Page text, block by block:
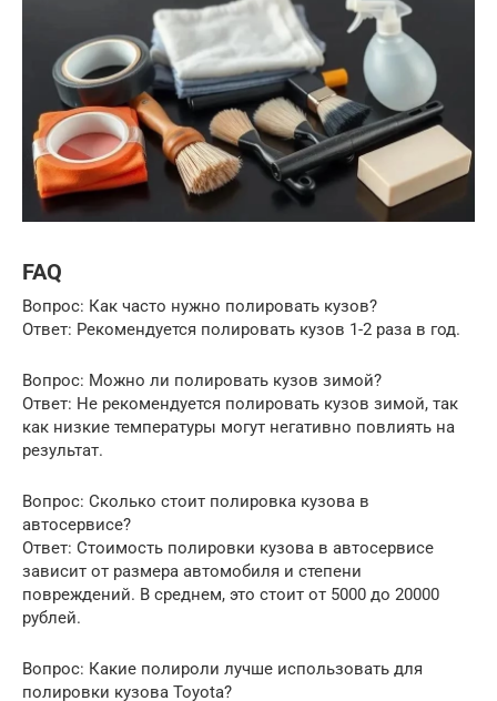
FAQ
Вопрос: Как часто нужно полировать кузов?
Ответ: Рекомендуется полировать кузов 1-2 раза в год.
Вопрос: Можно ли полировать кузов зимой?
Ответ: Не рекомендуется полировать кузов зимой, так
как низкие температуры могут негативно повлиять на
результат.
Вопрос: Сколько стоит полировка кузова в
автосервисе?
Ответ: Стоимость полировки кузова в автосервисе
зависит от размера автомобиля и степени
повреждений. В среднем, это стоит от 5000 до 20000
рублей.
Вопрос: Какие полироли лучше использовать для
полировки кузова Toyota?